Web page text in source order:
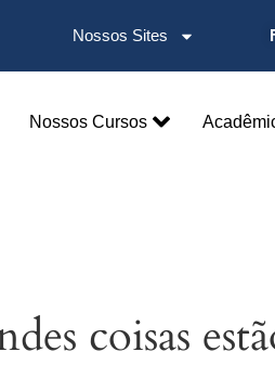
Nossos Sites
Nossos Cursos
coisas